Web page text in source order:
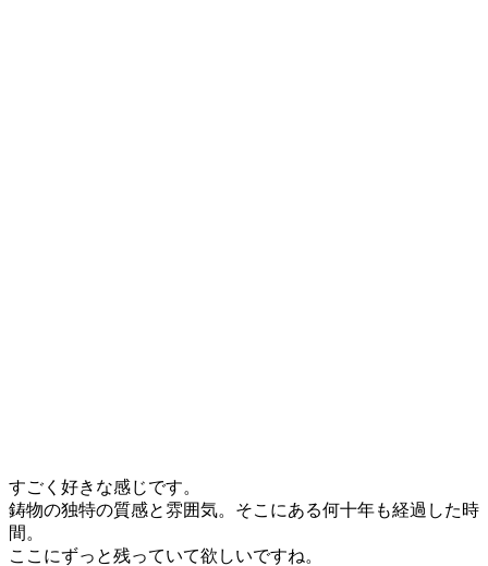
すごく好きな感じです。
鋳物の独特の質感と雰囲気。そこにある何十年も経過した時
間。
ここにずっと残っていて欲しいですね。